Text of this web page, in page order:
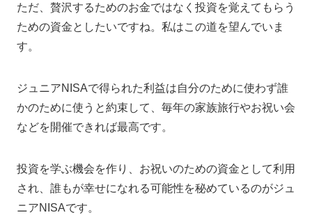
ただ、贅沢するためのお金ではなく投資を覚えてもらう
ための資金としたいですね。私はこの道を望んでいま
す。
ジュニアNISAで得られた利益は自分のために使わず誰
かのために使うと約束して、毎年の家族旅行やお祝い会
などを開催できれば最高です。
投資を学ぶ機会を作り、お祝いのための資金として利用
され、誰もが幸せになれる可能性を秘めているのがジュ
ニアNISAです。